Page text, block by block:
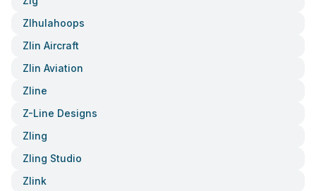
Zlhulahoops
Zlin Aircraft
Zlin Aviation
Zline
Z-Line Designs
Zling
Zling Studio
Zlink